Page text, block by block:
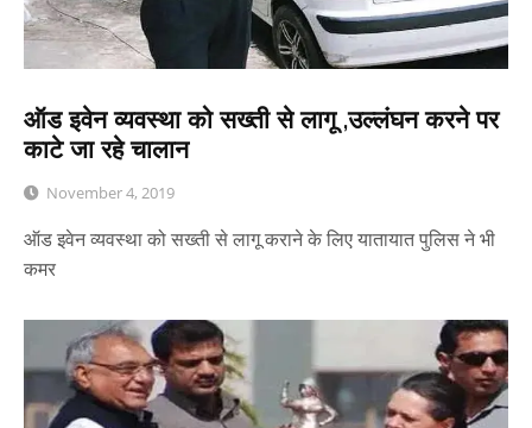
ऑड इवेन व्यवस्था को सख्ती से लागू ,उल्लंघन करने पर
काटे जा रहे चालान
November 4, 2019
ऑड इवेन व्यवस्था को सख्ती से लागू कराने के लिए यातायात पुलिस ने भी
कमर